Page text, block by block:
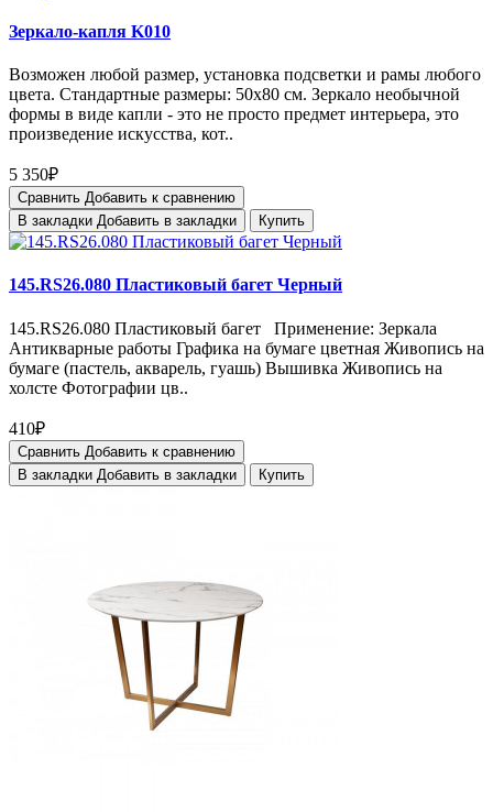
Зеркало-капля K010
Возможен любой размер, установка подсветки и рамы любого
цвета. Стандартные размеры: 50х80 см. Зеркало необычной
формы в виде капли - это не просто предмет интерьера, это
произведение искусства, кот..
5 350₽
Сравнить Добавить к сравнению
В закладки Добавить в закладки Купить
145.RS26.080 Пластиковый багет Черный
145.RS26.080 Пластиковый багет Применение: Зеркала
Антикварные работы Графика на бумаге цветная Живопись на
бумаге (пастель, акварель, гуашь) Вышивка Живопись на
холсте Фотографии цв..
410₽
Сравнить Добавить к сравнению
В закладки Добавить в закладки Купить